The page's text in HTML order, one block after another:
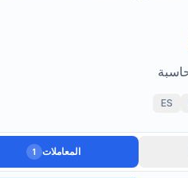
ES
1 المعاملات